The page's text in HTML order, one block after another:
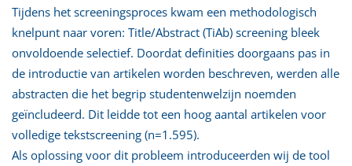
Tijdens het screeningsproces kwam een methodologisch
knelpunt naar voren: Title/Abstract (TiAb) screening bleek
onvoldoende selectief. Doordat definities doorgaans pas in
de introductie van artikelen worden beschreven, werden alle
abstracten die het begrip studentenwelzijn noemden
geïncludeerd. Dit leidde tot een hoog aantal artikelen voor
volledige tekstscreening (n=1.595).
Als oplossing voor dit probleem introduceerden wij de tool